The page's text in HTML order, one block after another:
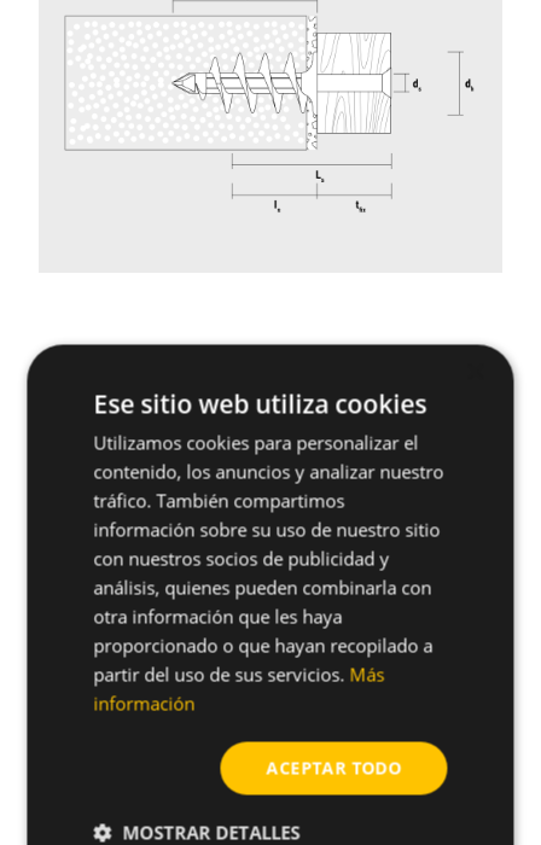
Productos relacionados
Taco para SATE IPL 60
Ese sitio web utiliza cookies
Utilizamos cookies para personalizar el
contenido, los anuncios y analizar nuestro
tráfico. También compartimos
información sobre su uso de nuestro sitio
con nuestros socios de publicidad y
análisis, quienes pueden combinarla con
otra información que les haya
proporcionado o que hayan recopilado a
partir del uso de sus servicios. Más
información
ACEPTAR TODO
MOSTRAR DETALLES